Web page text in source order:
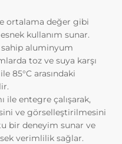
ortalama değer gibi
kullanım sunar.
sahip aluminyum
toz ve suya karşı
85°C arasındaki
ile entegre çalışarak,
ve görselleştirilmesini
bir deneyim sunar ve
verimlilik sağlar.
ve İnternet
sunmak
Kurum’un
teminini
sahte
önlemek;
Yapılan
ve Bu Yayınlar
Mücadele